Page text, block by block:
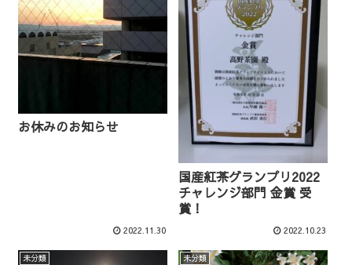
お休みのお知らせ
2022.11.30
国産紅茶グランプリ2022
チャレンジ部門 金賞 受
賞！
2022.10.23
未分類 未分類